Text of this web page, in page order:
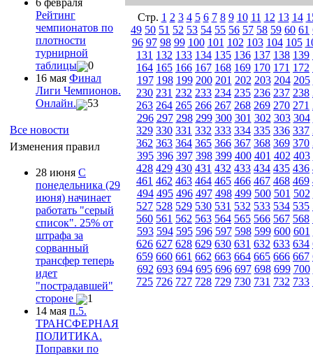
Рейтинг
чемпионатов по
плотности
турнирной
таблицы
0
16 мая Финал
Лиги Чемпионов.
Онлайн.
53
Все новости
Изменения правил
28 июня С
понедельника (29
июня) начинает
работать "серый
список". 25% от
штрафа за
сорванный
трансфер теперь
идет
"пострадавшей"
стороне
1
14 мая п.5.
ТРАНСФЕРНАЯ
ПОЛИТИКА.
Поправки по
Стр. 1 2 3 4 5 6 7 8 9 10 11 12 13 14
49 50 51 52 53 54 55 56 57 58 59 60 61
96 97 98 99 100 101 102 103 104 105
131 132 133 134 135 136 137 138 139
164 165 166 167 168 169 170 171 172
197 198 199 200 201 202 203 204 205
230 231 232 233 234 235 236 237 238
263 264 265 266 267 268 269 270 271
296 297 298 299 300 301 302 303 304
329 330 331 332 333 334 335 336 337
362 363 364 365 366 367 368 369 370
395 396 397 398 399 400 401 402 403
428 429 430 431 432 433 434 435 436
461 462 463 464 465 466 467 468 469
494 495 496 497 498 499 500 501 502
527 528 529 530 531 532 533 534 535
560 561 562 563 564 565 566 567 568
593 594 595 596 597 598 599 600 601
626 627 628 629 630 631 632 633 634
659 660 661 662 663 664 665 666 667
692 693 694 695 696 697 698 699 700
725 726 727 728 729 730 731 732 733